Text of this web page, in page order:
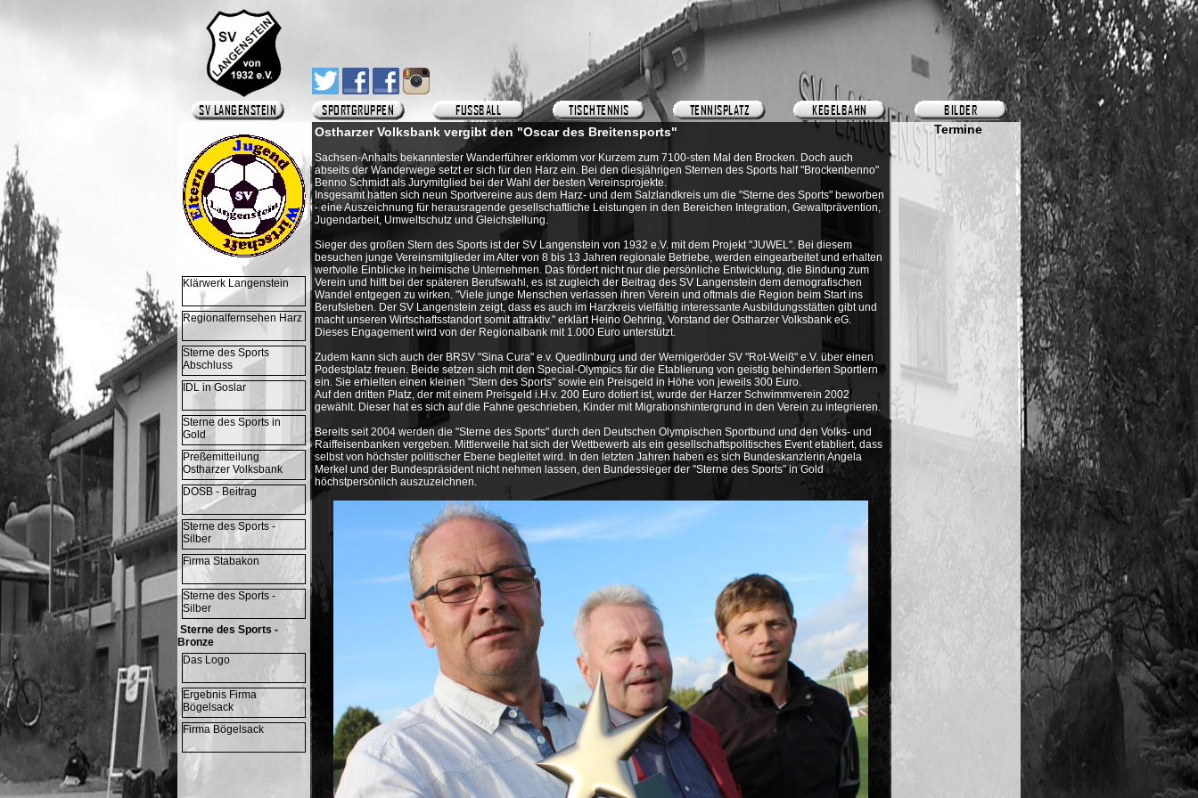
Klärwerk Langenstein
Regionalfernsehen Harz
Sterne des Sports
Abschluss
IDL in Goslar
Sterne des Sports in
Gold
Preßemitteilung
Ostharzer Volksbank
DOSB - Beitrag
Sterne des Sports -
Silber
Firma Stabakon
Sterne des Sports -
Silber
Sterne des Sports -
Bronze
Das Logo
Ergebnis Firma
Bögelsack
Firma Bögelsack
Ostharzer Volksbank vergibt den "Oscar des Breitensports"
Sachsen-Anhalts bekanntester Wanderführer erklomm vor Kurzem zum 7100-sten Mal den Brocken. Doch auch
abseits der Wanderwege setzt er sich für den Harz ein. Bei den diesjährigen Sternen des Sports half "Brockenbenno"
Benno Schmidt als Jurymitglied bei der Wahl der besten Vereinsprojekte.
Insgesamt hatten sich neun Sportvereine aus dem Harz- und dem Salzlandkreis um die "Sterne des Sports" beworben
- eine Auszeichnung für herausragende gesellschaftliche Leistungen in den Bereichen Integration, Gewaltprävention,
Jugendarbeit, Umweltschutz und Gleichstellung.
Sieger des großen Stern des Sports ist der SV Langenstein von 1932 e.V. mit dem Projekt "JUWEL". Bei diesem
besuchen junge Vereinsmitglieder im Alter von 8 bis 13 Jahren regionale Betriebe, werden eingearbeitet und erhalten
wertvolle Einblicke in heimische Unternehmen. Das fördert nicht nur die persönliche Entwicklung, die Bindung zum
Verein und hilft bei der späteren Berufswahl, es ist zugleich der Beitrag des SV Langenstein dem demografischen
Wandel entgegen zu wirken. "Viele junge Menschen verlassen ihren Verein und oftmals die Region beim Start ins
Berufsleben. Der SV Langenstein zeigt, dass es auch im Harzkreis vielfältig interessante Ausbildungsstätten gibt und
macht unseren Wirtschaftsstandort somit attraktiv." erklärt Heino Oehring, Vorstand der Ostharzer Volksbank eG.
Dieses Engagement wird von der Regionalbank mit 1.000 Euro unterstützt.
Zudem kann sich auch der BRSV "Sina Cura" e.v. Quedlinburg und der Wernigeröder SV "Rot-Weiß" e.V. über einen
Podestplatz freuen. Beide setzen sich mit den Special-Olympics für die Etablierung von geistig behinderten Sportlern
ein. Sie erhielten einen kleinen "Stern des Sports" sowie ein Preisgeld in Höhe von jeweils 300 Euro.
Auf den dritten Platz, der mit einem Preisgeld i.H.v. 200 Euro dotiert ist, wurde der Harzer Schwimmverein 2002
gewählt. Dieser hat es sich auf die Fahne geschrieben, Kinder mit Migrationshintergrund in den Verein zu integrieren.
Bereits seit 2004 werden die "Sterne des Sports" durch den Deutschen Olympischen Sportbund und den Volks- und
Raiffeisenbanken vergeben. Mittlerweile hat sich der Wettbewerb als ein gesellschaftspolitisches Event etabliert, dass
selbst von höchster politischer Ebene begleitet wird. In den letzten Jahren haben es sich Bundeskanzlerin Angela
Merkel und der Bundespräsident nicht nehmen lassen, den Bundessieger der "Sterne des Sports" in Gold
höchstpersönlich auszuzeichnen.